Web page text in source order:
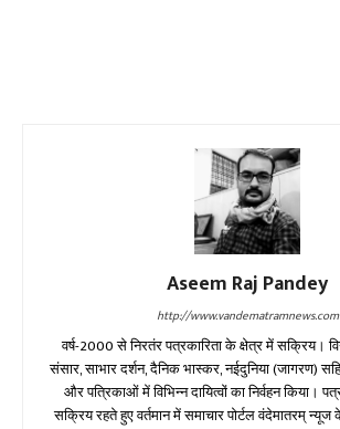
Aseem Raj Pandey
http://www.vandematramnews.com
वर्ष-2000 से निरतंर पत्रकारिता के क्षेत्र में सक्रिय।
संसार, साभार दर्शन, दैनिक भास्कर, नईदुनिया (जागरण)
और पत्रिकाओं में विभिन्न दायित्वों का निर्वहन किया।
सक्रिय रहते हुए वर्तमान में समाचार पोर्टल वंदेमातरम्